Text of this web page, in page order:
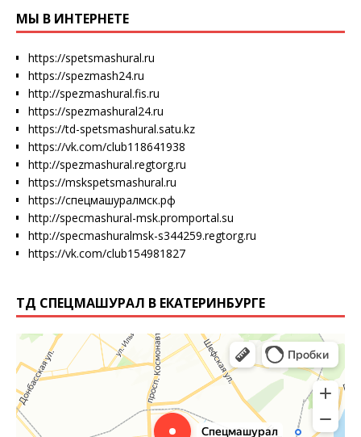
МЫ В ИНТЕРНЕТЕ
https://spetsmashural.ru
https://spezmash24.ru
http://spezmashural.fis.ru
https://spezmashural24.ru
https://td-spetsmashural.satu.kz
https://vk.com/club118641938
http://spezmashural.regtorg.ru
https://mskspetsmashural.ru
https://спецмашуралмск.рф
http://specmashural-msk.promportal.su
http://specmashuralmsk-s344259.regtorg.ru
https://vk.com/club154981827
ТД СПЕЦМАШУРАЛ В ЕКАТЕРИНБУРГЕ